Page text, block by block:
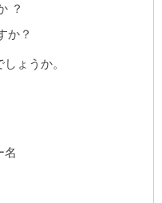
？
か？
ょうか。
名